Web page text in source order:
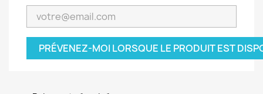
PRÉVENEZ-MOI LORSQUE LE PRODUIT EST